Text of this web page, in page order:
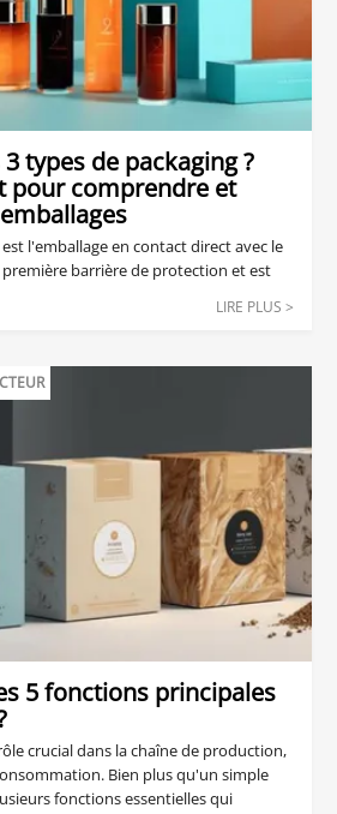
types de packaging ?
pour comprendre et
l'emballage en contact direct avec le
barrière de protection et est
de la première chose que voit et
primaire joue aussi un rôle de garant de
contre les contaminations, les
LIRE PLUS >
5 fonctions principales
crucial dans la chaîne de production,
Bien plus qu'un simple
fonctions essentielles qui